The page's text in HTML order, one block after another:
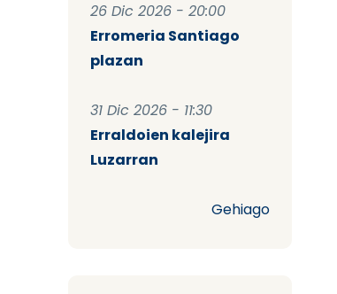
26 Dic 2026 - 20:00
Erromeria Santiago
plazan
31 Dic 2026 - 11:30
Erraldoien kalejira
Luzarran
Gehiago